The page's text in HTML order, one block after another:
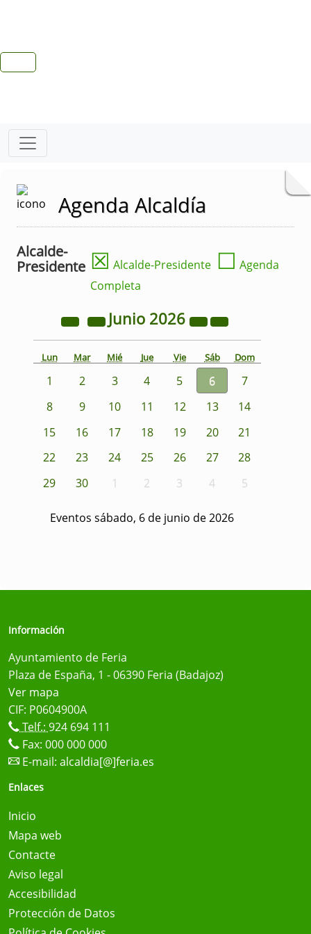
Agenda Alcaldía
Alcalde-
Presidente ☒ Alcalde-Presidente ☐ Agenda
Completa
Junio 2026
Lun Mar Mié Jue Vie Sáb Dom
1 2 3 4 5 6
7
8
9 10 11 12 13
14
15
16 17 18 19 20
21
22
23 24 25 26 27
28
29
30 1 2 3 4 5
Eventos sábado, 6 de junio de 2026
Información
Ayuntamiento de Feria
Plaza de España, 1 - 06390 Feria (Badajoz)
Ver mapa
CIF: P0604900A
Telf.: 924 694 111
Fax: 000 000 000
E-mail: alcaldia[@]feria.es
Enlaces
Inicio
Mapa web
Contacte
Aviso legal
Accesibilidad
Protección de Datos